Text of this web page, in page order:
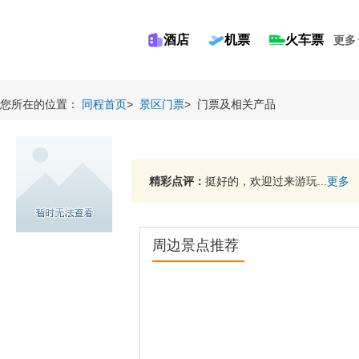
酒店 机票 火车票 更多
您所在的位置： 同程首页> 景区门票> 门票及相关产品
精彩点评： 挺好的，欢迎过来游玩... 更多
周边景点推荐